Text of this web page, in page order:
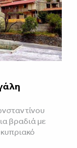
βραδιά με